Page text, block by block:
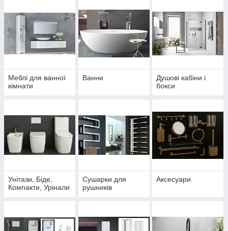
Меблі для ванної
кімнати
Ванни
Душові кабіни і
бокси
Унітази, Біде,
Компакти, Урінали
Сушарки для
рушників
Аксесуари